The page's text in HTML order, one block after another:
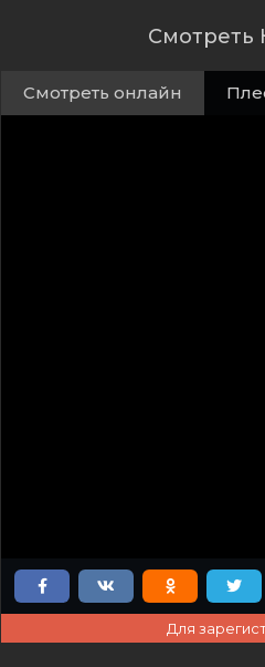
Смотреть
Смотреть онлайн
Для